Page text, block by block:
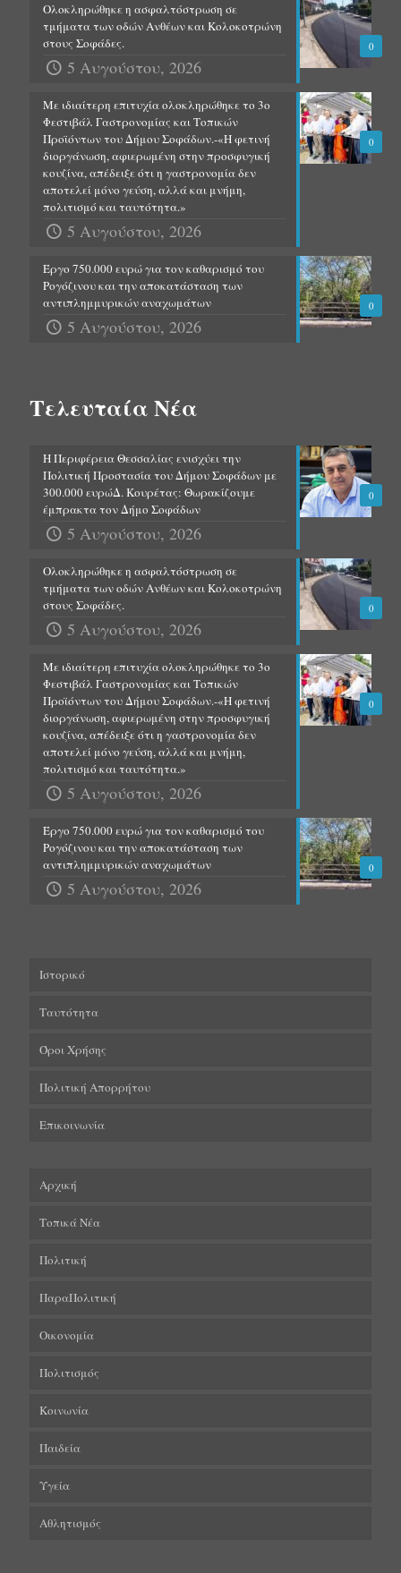
0
Ολοκληρώθηκε η ασφαλτόστρωση σε
τμήματα των οδών Ανθέων και Κολοκοτρώνη
στους Σοφάδες.
5 Αυγούστου, 2026
0
Με ιδιαίτερη επιτυχία ολοκληρώθηκε το 3ο
Φεστιβάλ Γαστρονομίας και Τοπικών
Προϊόντων του Δήμου Σοφάδων.-«Η φετινή
διοργάνωση, αφιερωμένη στην προσφυγική
κουζίνα, απέδειξε ότι η γαστρονομία δεν
αποτελεί μόνο γεύση, αλλά και μνήμη,
πολιτισμό και ταυτότητα.»
5 Αυγούστου, 2026
0
Έργο 750.000 ευρώ για τον καθαρισμό του
Ρογόζινου και την αποκατάσταση των
αντιπλημμυρικών αναχωμάτων
5 Αυγούστου, 2026
Τελευταία Νέα
0
Η Περιφέρεια Θεσσαλίας ενισχύει την
Πολιτική Προστασία του Δήμου Σοφάδων με
300.000 ευρώΔ. Κουρέτας: Θωρακίζουμε
έμπρακτα τον Δήμο Σοφάδων
5 Αυγούστου, 2026
0
Ολοκληρώθηκε η ασφαλτόστρωση σε
τμήματα των οδών Ανθέων και Κολοκοτρώνη
στους Σοφάδες.
5 Αυγούστου, 2026
0
Με ιδιαίτερη επιτυχία ολοκληρώθηκε το 3ο
Φεστιβάλ Γαστρονομίας και Τοπικών
Προϊόντων του Δήμου Σοφάδων.-«Η φετινή
διοργάνωση, αφιερωμένη στην προσφυγική
κουζίνα, απέδειξε ότι η γαστρονομία δεν
αποτελεί μόνο γεύση, αλλά και μνήμη,
πολιτισμό και ταυτότητα.»
5 Αυγούστου, 2026
0
Έργο 750.000 ευρώ για τον καθαρισμό του
Ρογόζινου και την αποκατάσταση των
αντιπλημμυρικών αναχωμάτων
5 Αυγούστου, 2026
Ιστορικό
Ταυτότητα
Όροι Χρήσης
Πολιτική Απορρήτου
Επικοινωνία
Αρχική
Τοπικά Νέα
Πολιτική
ΠαραΠολιτική
Οικονομία
Πολιτισμός
Κοινωνία
Παιδεία
Υγεία
Αθλητισμός